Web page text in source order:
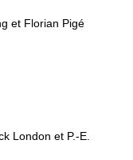
et Florian Pigé
London et P.-E.